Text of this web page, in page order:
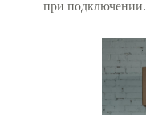
при подключении.